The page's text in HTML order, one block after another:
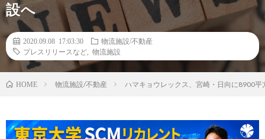
設へ
2020.09.08 17:03:30
物流施設/不動産
プレスリリースなど
物流施設
HOME 物流施設/不動産 ハマキョウレックス、宮崎・日向に8900